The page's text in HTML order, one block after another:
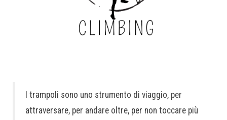
I trampoli sono uno strumento di viaggio, per
attraversare, per andare oltre, per non toccare più